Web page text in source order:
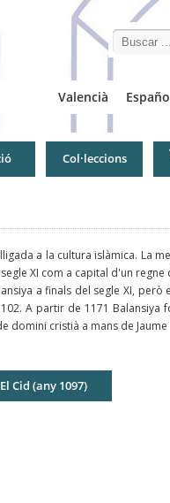
Search
Valencià
Col·leccions
a la cultura islàmica. La
XI com a capital d'un
a finals del segle XI,
A partir de 1171 Balansiya
domini cristià a mans de
Cid (any 1097)